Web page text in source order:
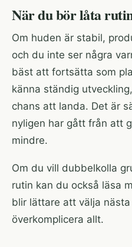
När du bör låta
Om huden är stabil,
och du inte ser några
bäst att fortsätta som
känna ständig
chans att landa. Det är
nyligen har gått från att
mindre.
Om du vill dubbelkolla
rutin kan du också läsa
blir lättare att välja
överkomplicera allt.